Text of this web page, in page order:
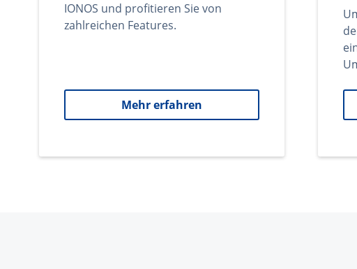
IONOS und profitieren Sie von
zahlreichen Features.
Mehr erfahren